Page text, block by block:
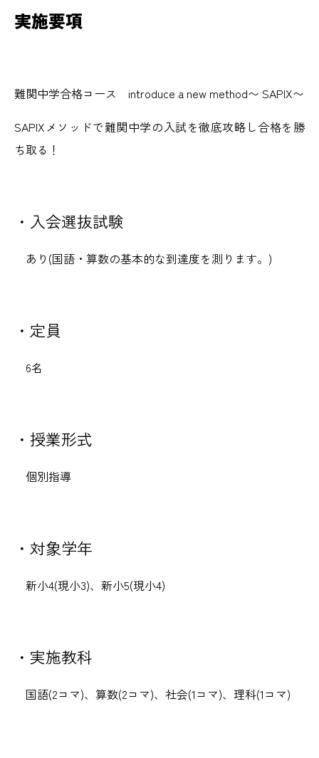
実施要項
難関中学合格コース introduce a new method〜 SAPIX〜
SAPIXメソッドで難関中学の入試を徹底攻略し合格を勝
ち取る！
・入会選抜試験
あり(国語・算数の基本的な到達度を測ります。)
・定員
6名
・授業形式
個別指導
・対象学年
新小4(現小3)、新小5(現小4)
・実施教科
国語(2コマ)、算数(2コマ)、社会(1コマ)、理科(1コマ)